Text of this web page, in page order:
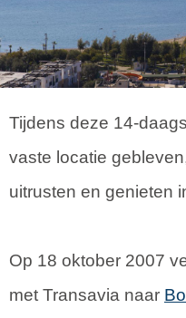
Tijdens deze 14-
vaste locatie
uitrusten en genieten
Op 18 oktober 2007
met Transavia naar